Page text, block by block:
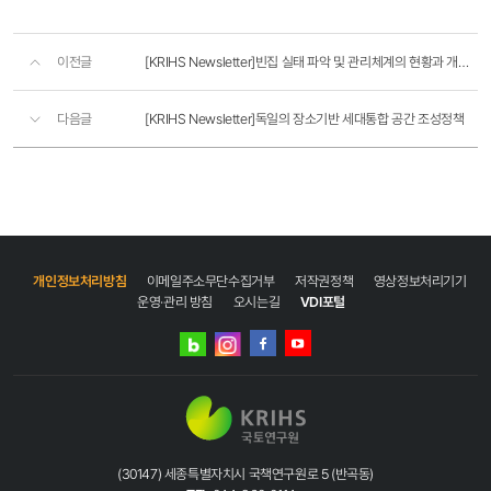
이전글 [KRIHS Newsletter]빈집 실태 파악 및 관리체계의 현황과 개선과제
다음글 [KRIHS Newsletter]독일의 장소기반 세대통합 공간 조성정책
개인정보처리방침 이메일주소무단수집거부 저작권정책
영상정보처리기기
운영·관리 방침
오시는길 VDI포털
네이버
인스타그램
(30147) 세종특별자치시 국책연구원로 5 (반곡동)